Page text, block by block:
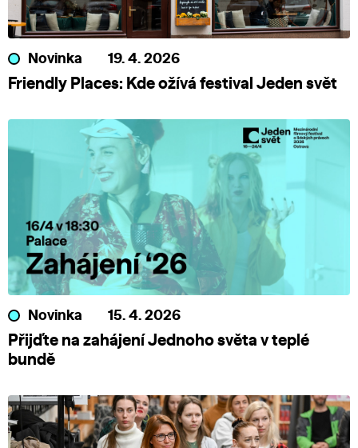
Novinka 19. 4. 2026
Friendly Places: Kde ožívá festival Jeden svět
Novinka 15. 4. 2026
Přijďte na zahájení Jednoho světa v teplé
bundě